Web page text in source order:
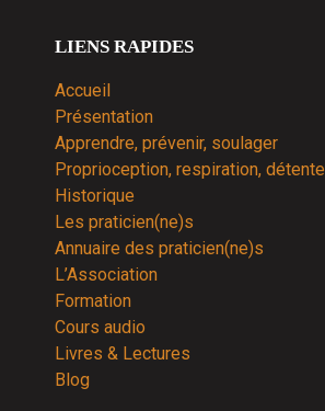
LIENS RAPIDES
Accueil
Présentation
Apprendre, prévenir, soulager
Proprioception, respiration, détente
Historique
Les praticien(ne)s
Annuaire des praticien(ne)s
L’Association
Formation
Cours audio
Livres & Lectures
Blog